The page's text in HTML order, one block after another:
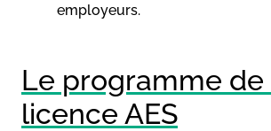
employeurs.
Le programme de
licence AES